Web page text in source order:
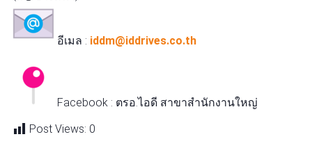
อีเมล : iddm@iddrives.co.th
Facebook : ตรอ.ไอดี สาขาสำนักงานใหญ่
Post Views: 0